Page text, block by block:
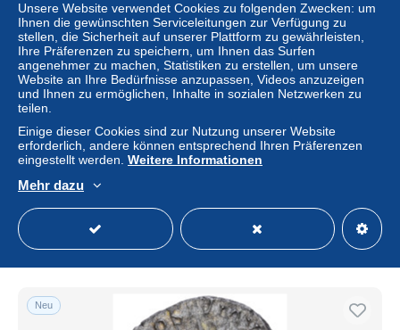
Empire romain, Postume, Antoninien, 260-269, Lugdunum,
Gewerblicher Händler
Neu
Unsere Website verwendet Cookies zu folgenden Zwecken: um
Ihnen die gewünschten Serviceleitungen zur Verfügung zu
stellen, die Sicherheit auf unserer Plattform zu gewährleisten,
Ihre Präferenzen zu speichern, um Ihnen das Surfen
angenehmer zu machen, Statistiken zu erstellen, um unsere
Website an Ihre Bedürfnisse anzupassen, Videos anzuzeigen
und Ihnen zu ermöglichen, Inhalte in sozialen Netzwerken zu
teilen.
Einige dieser Cookies sind zur Nutzung unserer Website
erforderlich, andere können entsprechend Ihren Präferenzen
eingestellt werden. Weitere Informationen
Mehr dazu